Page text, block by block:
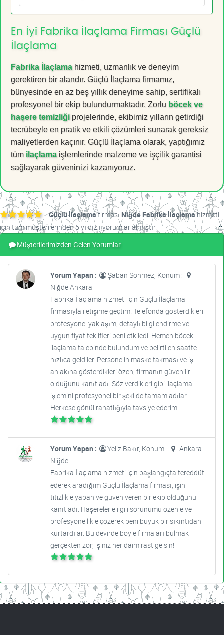
En İyi Fabrika İlaçlama Firması Güçlü
İlaçlama
Fabrika İlaçlamahizmeti, uzmanlık ve deneyim
gerektiren bir alandır. Güçlü İlaçlama firmamız,
bünyesinde en az beş yıllık deneyime sahip, sertifikalı
profesyonel bir ekip bulundurmaktadır. Zorlu böcek ve
haşere temizliği projelerinde, ekibimiz yılların getirdiği
tecrübeyle en pratik ve etkili çözümleri sunarak gereksiz
maliyetlerden kaçınır. Güçlü İlaçlama olarak, yaptığımız
tüm ilaçlamaişlemlerinde malzeme ve işçilik garantisi
sağlayarak güveninizi kazanıyoruz.
Güçlü İlaçlamafirması Niğde Fabrika İlaçlamahizmeti
için tüm müşterilerinden 5 yıldızlı yorumlar almıştır.
Müşterilerimizden Gelen Yorumlar
Yorum Yapan :
Şaban Sönmez, Konum :
Niğde Ankara
Fabrika İlaçlama hizmeti için Güçlü İlaçlama
firmasıyla iletişime geçtim. Telefonda gösterdikleri
profesyonel yaklaşım, detaylı bilgilendirme ve
uygun fiyat teklifleri beni etkiledi. Hemen böcek
ilaçlama talebinde bulundum ve belirtilen saatte
hızlıca geldiler. Personelin maske takması ve iş
ahlakına gösterdikleri özen, firmanın güvenilir
olduğunu kanıtladı. Söz verdikleri gibi ilaçlama
işlemini profesyonel bir şekilde tamamladılar.
Herkese gönül rahatlığıyla tavsiye ederim.
Yorum Yapan : Yeliz Bakır, Konum :
Ankara
Niğde
Fabrika İlaçlama hizmeti için başlangıçta tereddüt
ederek aradığım Güçlü İlaçlama firması, işini
titizlikle yapan ve güven veren bir ekip olduğunu
kanıtladı. Haşerelerle ilgili sorunumu özenle ve
profesyonellikle çözerek beni büyük bir sıkıntıdan
kurtardılar. Bu devirde böyle firmaları bulmak
gerçekten zor; işiniz her daim rast gelsin!